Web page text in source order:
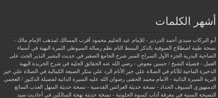
أشهر الكلمات
أبو البركات سيدي أحمد الدردير - للإمام عبد الحليم محمود
أقرب المسالك لمذهب الإمام مالك -
نسخة طيبة اصطلاح الصوفية بالذكر البسط التام نظم رسالة السيوطي
الثمرة البهية في أسماء
الصاحبة البدرية
الجزء الأول السراج المنير شرح الجامع الصغير في حديث البشير النذير
الحث على
العمل - فضيلة الشيخ / حسين معوض - رضي الله عنه
الحقائق الجلية في شرح الخريدة البهية
الذخيرة الماحية للآثام في الصلاة علي خير الأنام
الرد علي منكر الصيغة الكمالية في الصلاة علي خير
البرية
السيرة الذاتية - الامام محمد الحفنى رضوان الله عليه
السيرة الذاتية لفضيلة الدكتور / العجمي
الدمنهوري
السيوف الحداد - نسخة حديثة العرائس القدسية - نسخة حديثة
المنهل العذب السائغ
النصيحة السنية في معرفة آداب كسوة الخلوتية - نسخة حديثة بهجة السالكين في أحاديث سيد